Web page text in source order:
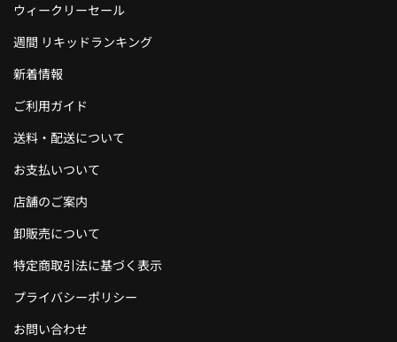
ウィークリーセール
週間 リキッドランキング
新着情報
ご利用ガイド
送料・配送について
お支払いついて
店舗のご案内
卸販売について
特定商取引法に基づく表示
プライバシーポリシー
お問い合わせ